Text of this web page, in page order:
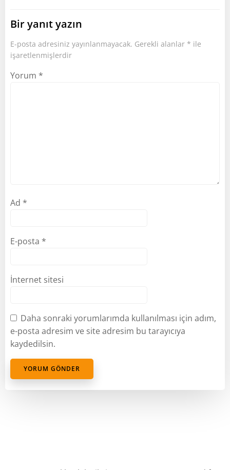
Bir yanıt yazın
E-posta adresiniz yayınlanmayacak. Gerekli alanlar * ile
işaretlenmişlerdir
Yorum *
Ad *
E-posta *
İnternet sitesi
Daha sonraki yorumlarımda kullanılması için adım,
e-posta adresim ve site adresim bu tarayıcıya
kaydedilsin.